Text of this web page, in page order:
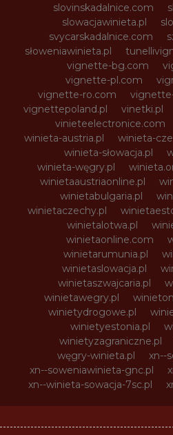
slovinskadalnice.com
slowacjawinieta.pl
svycarskadalnice.com
słoweniawinieta.pl
vignette-bg.com
vignette-pl.com
vignette-ro.com
vignettepoland.pl
vinetki.pl
vinieteelectronice.com
winieta-austria.pl
winieta-
winieta-słowacja.pl
winieta-węgry.pl
winietaaustriaonline.pl
winietabulgaria.pl
winietaczechy.pl
winietalotwa.pl
winietaonline.com
winietarumunia.pl
winietaslowacja.pl
winietaszwajcaria.pl
winietawegry.pl
winietydrogowe.pl
winietyestonia.pl
winietyzagraniczne.pl
węgry-winieta.pl
xn--
xn--soweniawinieta-gnc.pl
xn--winieta-sowacja-7sc.pl